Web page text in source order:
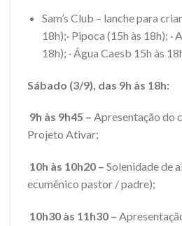
Sam’s Club – lanche para
18h);· Pipoca (15h às 18h); ·
18h); · Água Caesb 15h às
Sábado (3/9), das 9h às 18h:
9h às 9h45 – Apresentação do
Projeto Ativar;
10h às 10h20 – Solenidade de
ecumênico pastor / padre);
10h30 às 11h30 –